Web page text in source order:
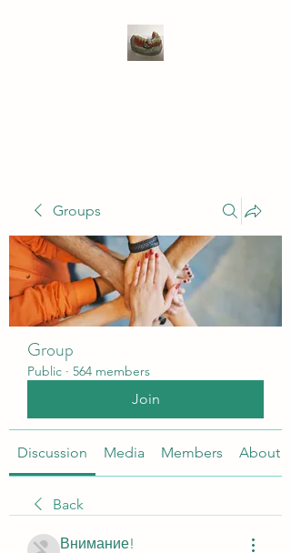
Groups
Group
Public · 564 members
Join
Discussion Media Members About
Back
Внимание!